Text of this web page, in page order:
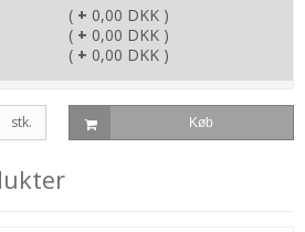
( + 0,00 DKK )
( + 0,00 DKK )
( + 0,00 DKK )
stk. Køb